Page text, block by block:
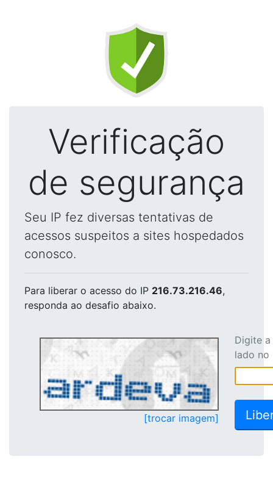
Verificação
de segurança
Seu IP fez diversas tentativas de
acessos suspeitos a sites hospedados
conosco.
Para liberar o acesso do IP 216.73.216.46,
responda ao desafio abaixo.
[trocar imagem]
Digite
lado no